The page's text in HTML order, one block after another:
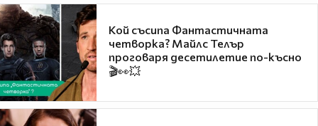
Кой съсипа Фантастичната
четворка? Майлс Телър
проговаря десетилетие по-късно
🎬👀💥